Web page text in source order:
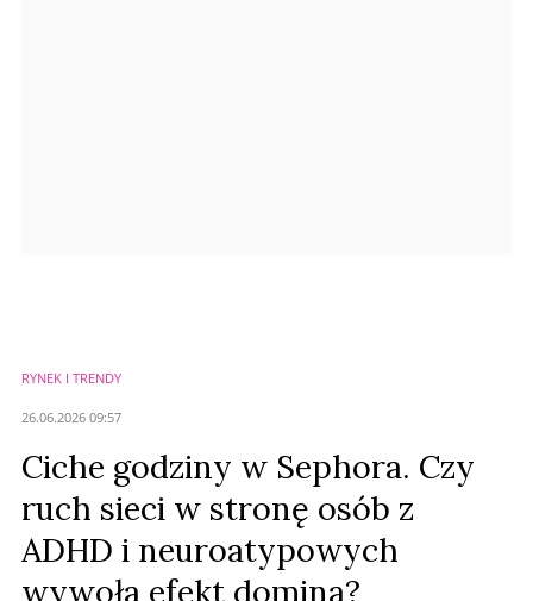
RYNEK I TRENDY
26.06.2026 09:57
Ciche godziny w Sephora. Czy
ruch sieci w stronę osób z
ADHD i neuroatypowych
wywoła efekt domina?